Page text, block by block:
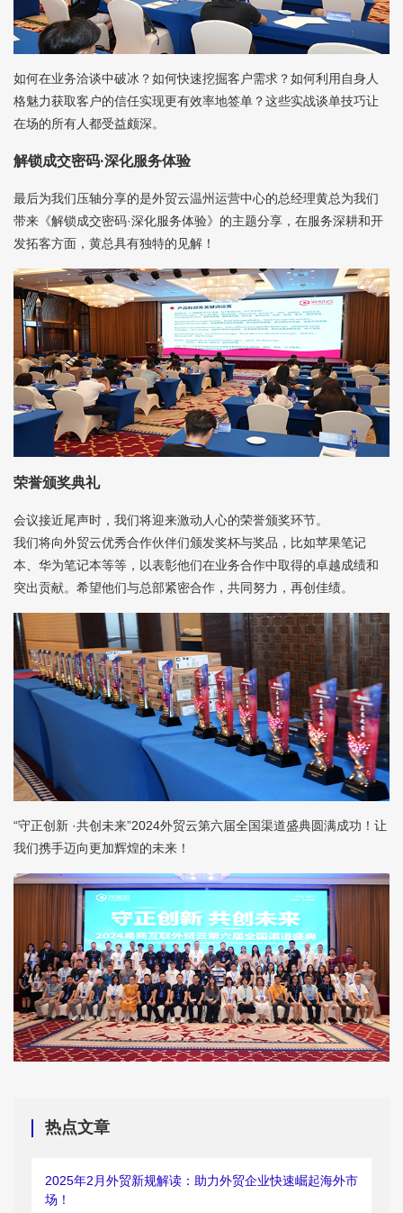
如何在业务洽谈中破冰？如何快速挖掘客户需求？如何利用自身人
格魅力获取客户的信任实现更有效率地签单？这些实战谈单技巧让
在场的所有人都受益颇深。
解锁成交密码·深化服务体验
最后为我们压轴分享的是外贸云温州运营中心的总经理黄总为我们
带来《解锁成交密码·深化服务体验》的主题分享，在服务深耕和开
发拓客方面，黄总具有独特的见解！
荣誉颁奖典礼
会议接近尾声时，我们将迎来激动人心的荣誉颁奖环节。
我们将向外贸云优秀合作伙伴们颁发奖杯与奖品，比如苹果笔记
本、华为笔记本等等，以表彰他们在业务合作中取得的卓越成绩和
突出贡献。希望他们与总部紧密合作，共同努力，再创佳绩。
“守正创新 ·共创未来”2024外贸云第六届全国渠道盛典圆满成功！让
我们携手迈向更加辉煌的未来！
热点文章
2025年2月外贸新规解读：助力外贸企业快速崛起海外市
场！